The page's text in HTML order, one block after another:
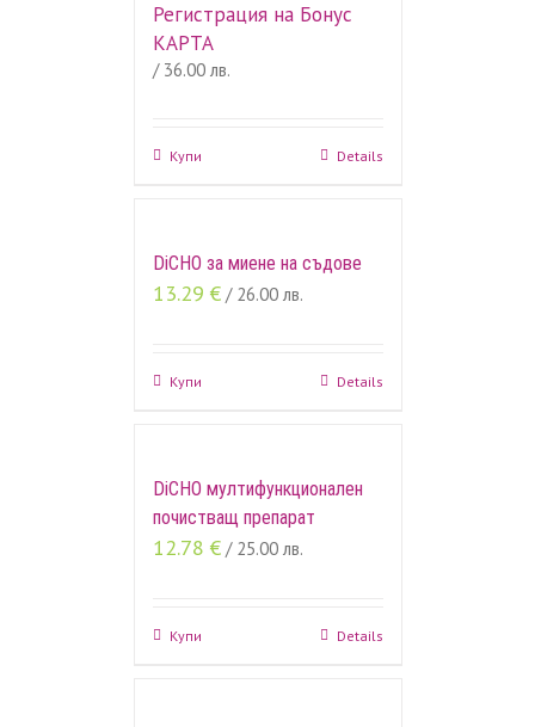
Регистрация на Бонус
КАРТА
/ 36.00 лв.
Купи Details
DiCHO за миене на съдове
13.29 € / 26.00 лв.
Купи Details
DiCHO мултифункционален
почистващ препарат
12.78 € / 25.00 лв.
Купи Details